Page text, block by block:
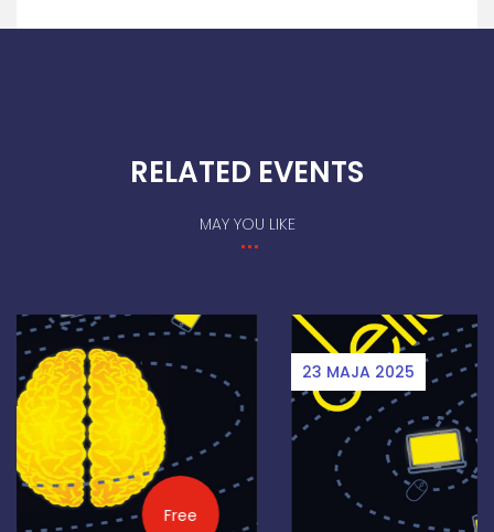
RELATED EVENTS
MAY YOU LIKE
23 MAJA 2025
Free